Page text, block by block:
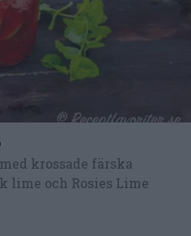
krossade färska
lime och Rosies Lime